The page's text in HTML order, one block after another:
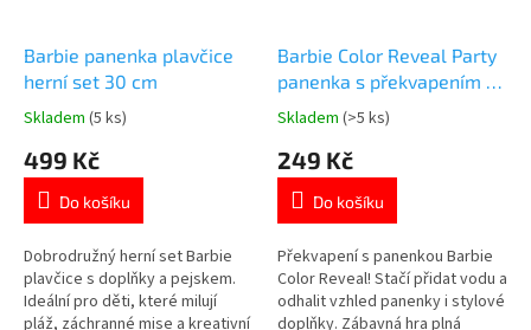
Barbie panenka plavčice
herní set 30 cm
Průměrné
produktu
5,0
5
hvězdiček.
Skladem (5 ks)
499 Kč
Do košíku
Dobrodružný herní set Barbie
plavčice s doplňky a pejskem.
Ideální pro děti, které milují
pláž, záchranné mise a kreativní
Barbie Color Reveal Party
panenka s překvapením v
tubě
Průměrné
produktu
5,0
5
hvězdiček.
Skladem (>5 ks)
249 Kč
Do košíku
Překvapení s panenkou Barbie
Color Reveal! Stačí přidat vodu a
odhalit vzhled panenky i stylové
doplňky. Zábavná hra plná